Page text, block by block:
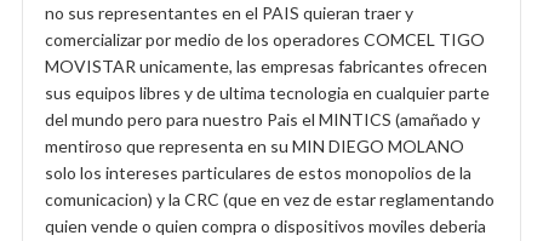
no sus representantes en el PAIS quieran traer y
comercializar por medio de los operadores COMCEL TIGO
MOVISTAR unicamente, las empresas fabricantes ofrecen
sus equipos libres y de ultima tecnologia en cualquier parte
del mundo pero para nuestro Pais el MINTICS (amañado y
mentiroso que representa en su MIN DIEGO MOLANO
solo los intereses particulares de estos monopolios de la
comunicacion) y la CRC (que en vez de estar reglamentando
quien vende o quien compra o dispositivos moviles deberia